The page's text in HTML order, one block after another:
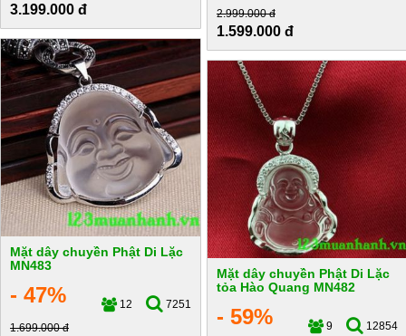
3.199.000 đ
2.999.000 đ
1.599.000 đ
Mặt dây chuyền Phật Di Lặc
MN483
- 47% 12
7251
1.699.000 đ
Mặt dây chuyền Phật Di Lặc
tỏa Hào Quang MN482
- 59% 9
12854